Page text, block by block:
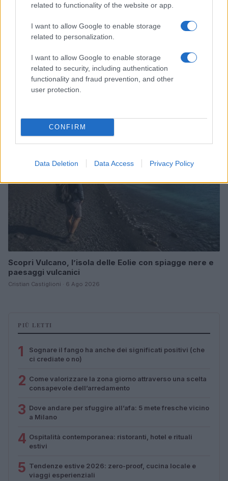
related to functionality of the website or app.
I want to allow Google to enable storage
related to personalization.
I want to allow Google to enable storage
related to security, including authentication
functionality and fraud prevention, and other
user protection.
CONFIRM
Data Deletion Data Access Privacy Policy
Come abbinare i pantaloni Capri con le kitten heels:
consigli e ispirazioni
LIFESTYLE
Scopri Vulcano, l’isola delle Eolie con spiagge nere e
paesaggi vulcanici
Cristian Castiglioni · 6 Ago 2026
PIÙ LETTI
1
Sognare il fango ha anche dei significati positivi (che
ci crediate o no)
2 Come valorizzare la zona giorno attraverso una scelta
consapevole dell’arredamento
3 Dove andare per sfuggire all’afa: 5 mete fresche vicino
a Milano
4 Ospitalità contemporanea: ristoranti, hotel e rituali
estivi
5 Tendenze estive 2026: zero-proof, cucina locale e
viaggi esperienziali